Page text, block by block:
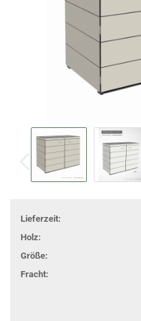
Lieferzeit:
Holz:
Größe:
Fracht: